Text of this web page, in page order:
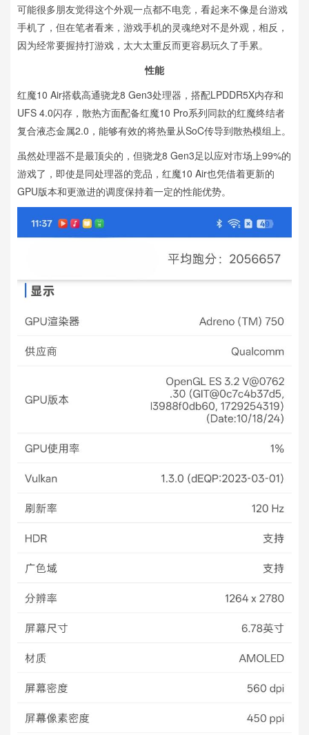
可能很多朋友觉得这个外观一点都不电竞，看起来不像是台游戏
手机了，但在笔者看来，游戏手机的灵魂绝对不是外观，相反，
因为经常要握持打游戏，太大太重反而更容易玩久了手累。
性能
红魔10 Air搭载高通骁龙8 Gen3处理器，搭配LPDDR5X内存和
UFS 4.0闪存，散热方面配备红魔10 Pro系列同款的红魔终结者
复合液态金属2.0，能够有效的将热量从SoC传导到散热模组上。
虽然处理器不是最顶尖的，但骁龙8 Gen3足以应对市场上99%的
游戏了，即使是同处理器的竞品，红魔10 Air也凭借着更新的
GPU版本和更激进的调度保持着一定的性能优势。